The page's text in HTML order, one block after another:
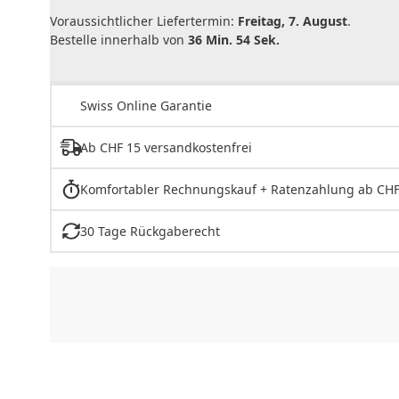
Voraussichtlicher Liefertermin: Freitag, 7. August.
Bestelle innerhalb von 36 Min. 54 Sek.
Swiss Online Garantie
Ab CHF 15 versandkostenfrei
Komfortabler Rechnungskauf + Ratenzahlung ab
30 Tage Rückgaberecht